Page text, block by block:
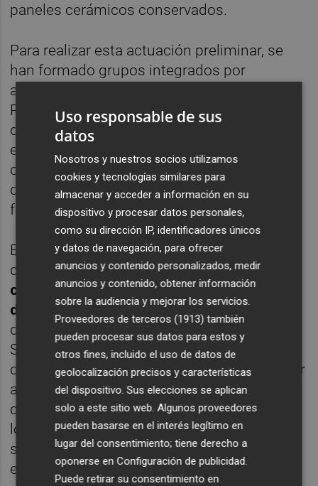
paneles cerámicos conservados.
Para realizar esta actuación preliminar, se
han formado grupos integrados por
arquitectos y arqueólogos del Servicio de
Patrimonio Histórico y Artístico. Se han
distribuido los trabajos por zonas, y se ha
elaborado una ficha de toma de datos,
compatible con la ficha de evaluación de
daños elaborada por la Generalitat, para
facilitar el intercambio de información.
El concejal José Luis Moreno ha explicado
que “
ya se conoce que algunos bienes,
como es el caso de la barraca de Llop o la
de Cucala, se encuentran en mal estado
de hecho, ya han sido inspeccionadas por el
Servicio municipal de Disciplina Urbanística,
que es el competente para ordenar y adoptar
apuntalamientos y otras medidas urgentes
que eviten derrumbes o daños mayores en
los inmuebles. Tras ello –ha añadido- el
servicio de Patrimonio procede a la
evaluación de los bienes”.
Uso responsable de sus
datos
Nosotros y nuestros socios utilizamos
cookies y tecnologías similares para
almacenar y acceder a información en su
dispositivo y procesar datos personales,
como su dirección IP, identificadores únicos
y datos de navegación, para ofrecer
anuncios y contenido personalizados, medir
anuncios y contenido, obtener información
sobre la audiencia y mejorar los servicios.
Proveedores de terceros (1913) también
pueden procesar sus datos para estos y
otros fines, incluido el uso de datos de
geolocalización precisos y características
del dispositivo. Sus elecciones se aplican
solo a este sitio web. Algunos proveedores
pueden basarse en el interés legítimo en
lugar del consentimiento; tiene derecho a
oponerse enConfiguración de publicidad.
Puede retirar su consentimiento en